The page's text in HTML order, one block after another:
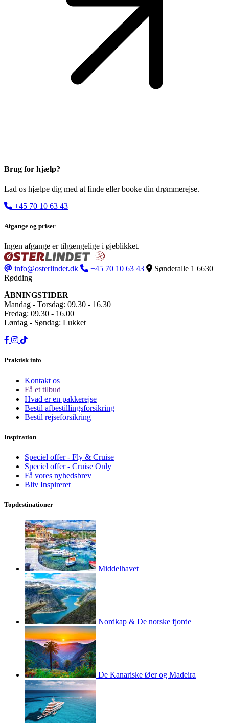
Besætning: 16-18 besætningsmedlemmer
Skibets længde: 55,00 meter
Skibets bredde: 8,20 meter
Brug for hjælp?
Lad os hjælpe dig med at finde eller booke din drømmerejse.
+45 70 10 63 43
Afgange og priser
Ingen afgange er tilgængelige i øjeblikket.
info@osterlindet.dk +45 70 10 63 43 Sønderalle 1 6630
Rødding
ÅBNINGSTIDER
Mandag - Torsdag: 09.30 - 16.30
Fredag: 09.30 - 16.00
Lørdag - Søndag: Lukket
Praktisk info
Kontakt os
Få et tilbud
Hvad er en pakkerejse
Bestil afbestillingsforsikring
Bestil rejseforsikring
Inspiration
Speciel offer - Fly & Cruise
Speciel offer - Cruise Only
Få vores nyhedsbrev
Bliv Inspireret
Topdestinationer
Middelhavet
Nordkap & De norske fjorde
De Kanariske Øer og Madeira